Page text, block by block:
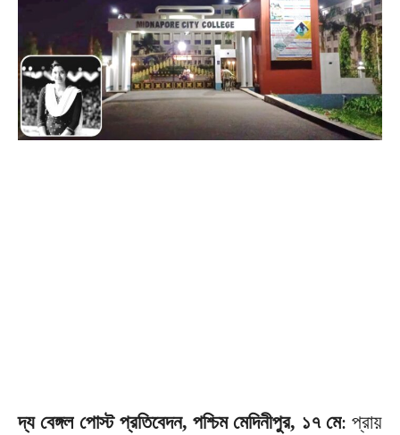
দ্য বেঙ্গল পোস্ট প্রতিবেদন, পশ্চিম মেদিনীপুর, ১৭ মে: প্রায়